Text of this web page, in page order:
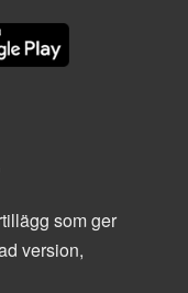
som ger
version,